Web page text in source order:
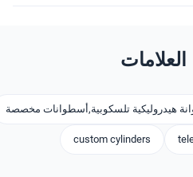
تلسكوبية,أسطوانات مخصصة
custom cylinders